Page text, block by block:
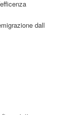
dall